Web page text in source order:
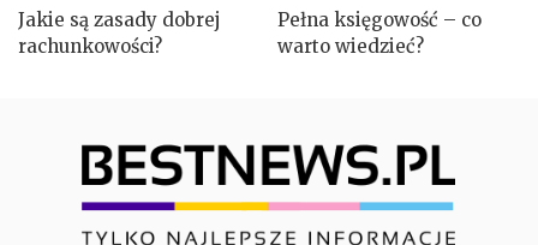
Jakie są zasady dobrej
rachunkowości?
Pełna księgowość – co
warto wiedzieć?